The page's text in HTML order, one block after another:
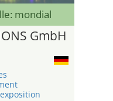
mondial
GmbH